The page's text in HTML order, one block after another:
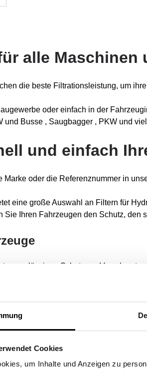
Cookies
um Inhalte und Anzeigen zu
alle Maschinen
die beste Filtrationsleistung, um
oder einfach in der
und Busse , Saugbagger , PKW und
und einfach
oder die Referenznummer in
eine große Auswahl an Filtern für
Sie Ihren Fahrzeugen den Schutz, den
zuverlässigen Schutz vor
für eine Vielzahl von
Bau-, Landwirtschafts- sowie
für Ihre Maschinen über unsere